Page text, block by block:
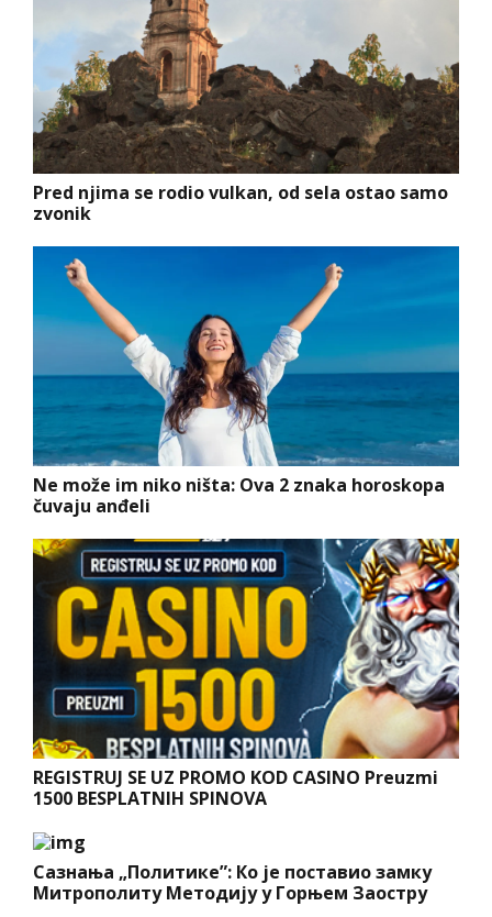
Pred njima se rodio vulkan, od sela ostao samo
zvonik
Ne može im niko ništa: Ova 2 znaka horoskopa
čuvaju anđeli
REGISTRUJ SE UZ PROMO KOD CASINO Preuzmi
1500 BESPLATNIH SPINOVA
Сазнања „Политике”: Ко је поставио замку
Митрополиту Методију у Горњем Заостру